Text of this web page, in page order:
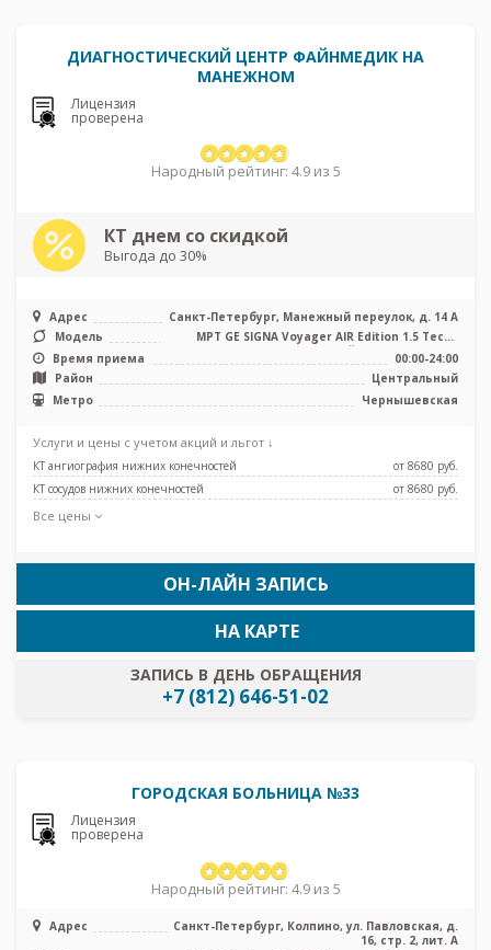
ДИАГНОСТИЧЕСКИЙ ЦЕНТР ФАЙНМЕДИК НА
МАНЕЖНОМ
Лицензия
проверена
Народный рейтинг: 4.9 из 5
КТ днем со скидкой
Выгода до 30%
Адрес
Санкт-Петербург, Манежный переулок, д. 14 А
Модель
МРТ GE SIGNA Voyager AIR Edition 1.5 Тесла
полуоткрытый, КТ GE Revolut ...
Время приема
00:00-24:00
Район
Центральный
Метро
Чернышевская
Услуги и цены с учетом акций и льгот ↓
КТ ангиография нижних конечностей
от 8680 pуб.
КТ сосудов нижних конечностей
от 8680 pуб.
Все цены
ОН-ЛАЙН ЗАПИСЬ
ЗАПИСЬ В ДЕНЬ ОБРАЩЕНИЯ
+7 (812) 646-51-02
НА КАРТЕ
ГОРОДСКАЯ БОЛЬНИЦА №33
Лицензия
проверена
Народный рейтинг: 4.9 из 5
Адрес
Санкт-Петербург, Колпино, ул. Павловская, д.
16, стр. 2, лит. А